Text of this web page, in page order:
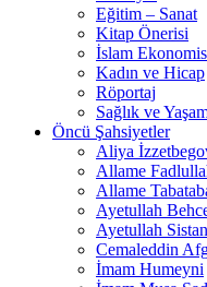
Eğitim – Sanat
Kitap Önerisi
İslam
Kadın ve Hicap
Röportaj
Sağlık ve
Öncü Şahsiyetler
Aliya
Allame
Allame
Ayetullah
Ayetullah
Cemaleddin
İmam Humeyni